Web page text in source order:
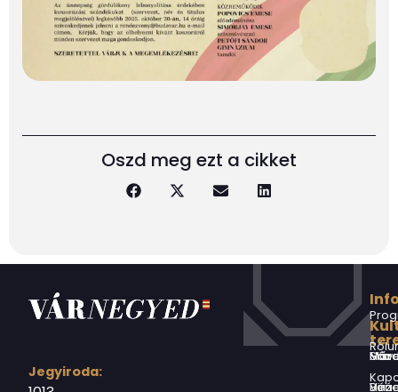
Oszd meg ezt a cikket
Jegyiroda:
Márai Sándor Művelődési Ház
Virág Benedek Ház